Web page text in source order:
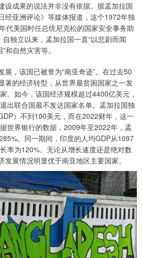
成果的说法并非没有依据。据孟加拉国
经亚洲评论》等媒体报道，这个1972年独
代美国时任总统尼克松的国家安全事务助
自独立以来，孟加拉国一直“以悲剧而闻
和自然灾害等。
，该国已被誉为“南亚奇迹”。在过去50
著的经济转型，从世界最贫困国家之一发
。如今，该国经济规模超过4400亿美元，
出联合国最不发达国家名单。孟加拉国独
）不到100美元，而在2022财年，这一
世界银行的数据，2009年至2022年，孟
。同一期间，印度的人均GDP从1097
率为120%。无论从增长速度还是绝对数
展情况明显优于南亚地区主要国家。